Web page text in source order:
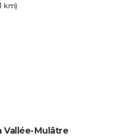
km)
Vallée-Mulâtre